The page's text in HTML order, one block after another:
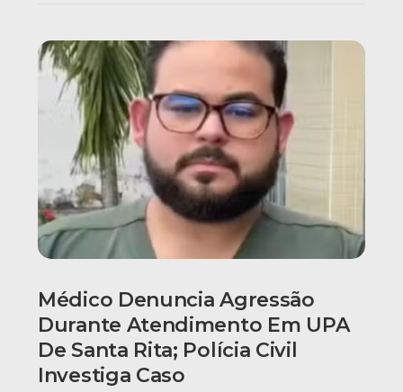
Médico Denuncia Agressão
Durante Atendimento Em UPA
De Santa Rita; Polícia Civil
Investiga Caso